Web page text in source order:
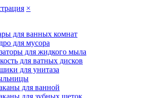
×
для ванных комнат
для мусора
для жидкого мыла
для ватных дисков
для унитаза
для ванной
для зубных щеток